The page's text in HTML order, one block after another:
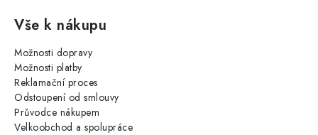
Vše k nákupu
Možnosti dopravy
Možnosti platby
Reklamační proces
Odstoupení od smlouvy
Průvodce nákupem
Velkoobchod a spolupráce